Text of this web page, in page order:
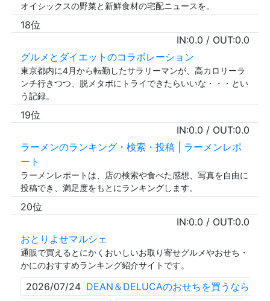
オイシックスの野菜と新鮮食材の宅配ニュースを。
18位
IN:0.0 / OUT:0.0
グルメとダイエットのコラボレーション
東京都内に4月から転勤したサラリーマンが、高カロリーラ
ンチ行きつつ、脱メタボにトライできたらいいな・・・とい
う記録。
19位
IN:0.0 / OUT:0.0
ラーメンのランキング・検索・投稿 | ラーメンレポ
ート
ラーメンレポートは、店の検索や食べた感想、写真を自由に
投稿でき、満足度をもとにランキングします。
20位
IN:0.0 / OUT:0.0
おとりよせマルシェ
通販で買えるとにかくおいしいお取り寄せグルメやおせち・
かにのおすすめランキング紹介サイトです。
2026/07/24 DEAN＆DELUCAのおせちを買うなら